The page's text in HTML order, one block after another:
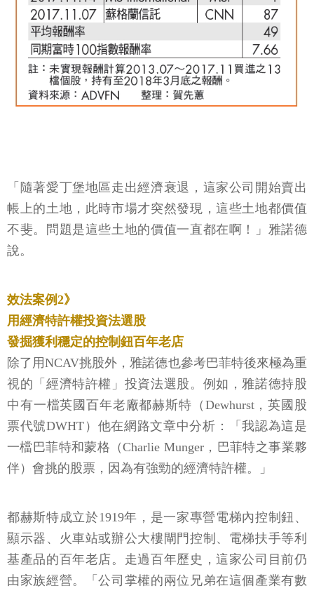
「隨著愛丁堡地區走出經濟衰退，這家公司開始賣出
帳上的土地，此時市場才突然發現，這些土地都價值
不斐。問題是這些土地的價值一直都在啊！」雅諾德
說。
效法案例2》
用經濟特許權投資法選股
發掘獲利穩定的控制鈕百年老店
除了用NCAV挑股外，雅諾德也參考巴菲特後來極為重
視的「經濟特許權」投資法選股。例如，雅諾德持股
中有一檔英國百年老廠都赫斯特（Dewhurst，英國股
票代號DWHT）他在網路文章中分析：「我認為這是
一檔巴菲特和蒙格（Charlie Munger，巴菲特之事業夥
伴）會挑的股票，因為有強勁的經濟特許權。」
都赫斯特成立於1919年，是一家專營電梯內控制鈕、
顯示器、火車站或辦公大樓閘門控制、電梯扶手等利
基產品的百年老店。走過百年歷史，這家公司目前仍
由家族經營。「公司掌權的兩位兄弟在這個產業有數